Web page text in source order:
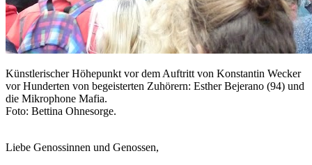
Künstlerischer Höhepunkt vor dem Auftritt von Konstantin Wecker
vor Hunderten von begeisterten Zuhörern: Esther Bejerano (94) und
die Mikrophone Mafia.
Foto: Bettina Ohnesorge.
Liebe Genossinnen und Genossen,